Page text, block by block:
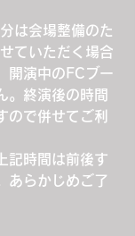
は会場整備のた
ていただく場合
開演中のFCブー
。終演後の時間
ので併せてご利
記時間は前後す
あらかじめご了